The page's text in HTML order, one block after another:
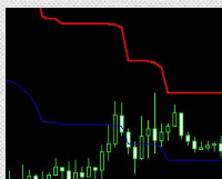
Posted